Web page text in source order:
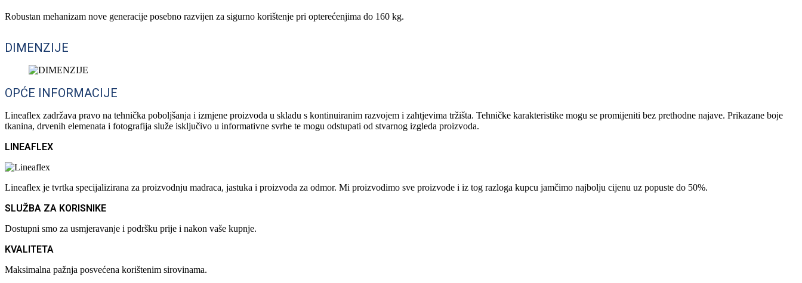
Robustan mehanizam nove generacije posebno razvijen za sigurno korištenje pri opterećenjima do 160 kg.
DIMENZIJE
OPĆE INFORMACIJE
Lineaflex zadržava pravo na tehnička poboljšanja i izmjene proizvoda u skladu s kontinuiranim razvojem i zahtjevima tržišta. Tehničke karakteristike mogu se promijeniti bez prethodne najave. Prikazane boje
tkanina, drvenih elemenata i fotografija služe isključivo u informativne svrhe te mogu odstupati od stvarnog izgleda proizvoda.
LINEAFLEX
Lineaflex je tvrtka specijalizirana za proizvodnju madraca, jastuka i proizvoda za odmor. Mi proizvodimo sve proizvode i iz tog razloga kupcu jamčimo najbolju cijenu uz popuste do 50%.
SLUŽBA ZA KORISNIKE
Dostupni smo za usmjeravanje i podršku prije i nakon vaše kupnje.
KVALITETA
Maksimalna pažnja posvećena korištenim sirovinama.